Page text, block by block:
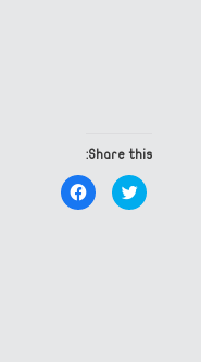
Share this:
Click
to
share
Click
to